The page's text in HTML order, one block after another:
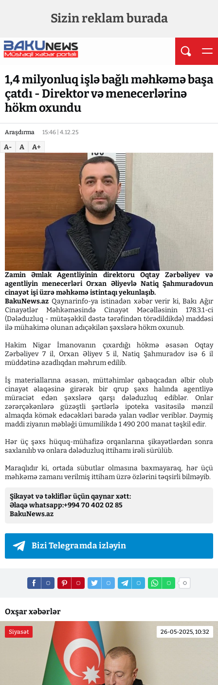
Sizin reklam burada
1,4 milyonluq işlə bağlı məhkəmə başa
çatdı - Direktor və menecerlərinə
hökm oxundu
Araşdırma 15:46 | 4.12.25
A- A A+
Zamin Əmlak Agentliyinin direktoru Oqtay Zərbəliyev və
agentliyin menecerləri Orxan Əliyevlə Natiq Şahmuradovun
cinayət işi üzrə məhkəmə istintaqı yekunlaşıb.
BakuNews.az Qaynarinfo-ya istinadən xəbər verir ki, Bakı Ağır
Cinayətlər Məhkəməsində Cinayət Məcəlləsinin 178.3.1-ci
(Dələduzluq - mütəşəkkil dəstə tərəfindən törədildikdə) maddəsi
ilə mühakimə olunan adıçəkilən şəxslərə hökm oxunub.
Hakim Nigar İmanovanın çıxardığı hökmə əsasən Oqtay
Zərbəliyev 7 il, Orxan Əliyev 5 il, Natiq Şahmuradov isə 6 il
müddətinə azadlıqdan məhrum edilib.
İş materiallarına əsasən, müttəhimlər qabaqcadan əlbir olub
cinayət əlaqəsinə girərək bir qrup şəxs halında agentliyə
müraciət edən şəxslərə qarşı dələduzluq ediblər. Onlar
zərərçəkənlərə güzəştli şərtlərlə ipoteka vasitəsilə mənzil
almaqda kömək edəcəkləri barədə yalan vədlər veriblər. Dəymiş
maddi ziyanın məbləği ümumilikdə 1 490 200 manat təşkil edir.
Hər üç şəxs hüquq-mühafizə orqanlarına şikayətlərdən sonra
saxlanılıb və onlara dələduzluq ittihamı irəli sürülüb.
Maraqlıdır ki, ortada sübutlar olmasına baxmayaraq, hər üçü
məhkəmə zamanı verilmiş ittiham üzrə özlərini təqsirli bilməyib.
Şikayət və təkliflər üçün qaynar xətt:
Əlaqə whatsapp:+994 70 402 02 85
BakuNews.az
Bizi Telegramda izləyin
Oxşar xəbərlər
Siyasət 26-05-2025, 10:32